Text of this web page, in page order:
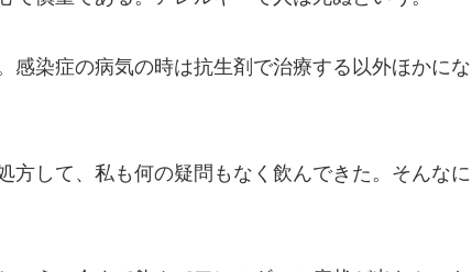
染症の病気の時は抗生剤で治療する以外ほかにな
して、私も何の疑問もなく飲んできた。そんなに